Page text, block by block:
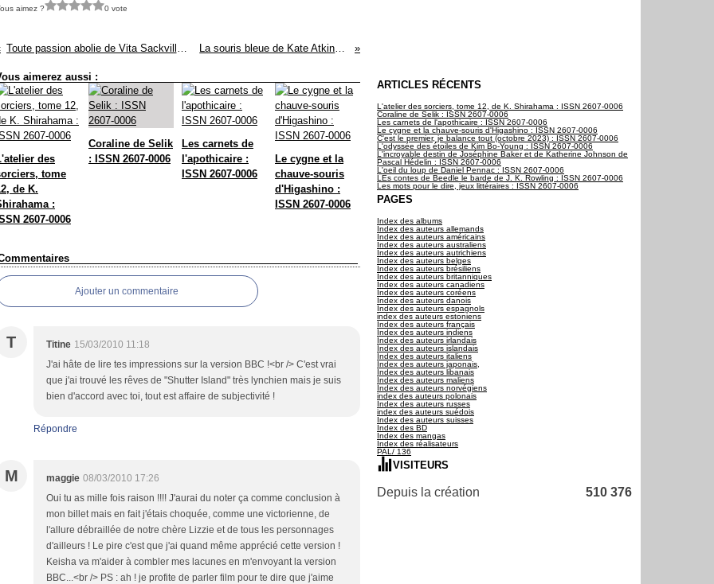
aimez ? 0 vote
Toute passion abolie de Vita Sackville-West : ISSN 2607-0006 La souris bleue de Kate Atkinson : ISSN 2607-0006
aimerez aussi :
des
tome
de K.
:
2607-0006
Coraline de Selik
: ISSN 2607-0006
Les carnets de
l'apothicaire :
ISSN 2607-0006
Le cygne et la
chauve-souris
d'Higashino :
ISSN 2607-0006
Ajouter un commentaire
T Titine 15/03/2010 11:18
J'ai hâte de lire tes impressions sur la version BBC !<br /> C'est vrai
que j'ai trouvé les rêves de "Shutter Island" très lynchien mais je suis
bien d'accord avec toi, tout est affaire de subjectivité !
Répondre
M maggie 08/03/2010 17:26
Oui tu as mille fois raison !!!! J'aurai du noter ça comme conclusion à
mon billet mais en fait j'étais choquée, comme une victorienne, de
l'allure débraillée de notre chère Lizzie et de tous les personnages
d'ailleurs ! Le pire c'est que j'ai quand même apprécié cette version !
Keisha va m'aider à combler mes lacunes en m'envoyant la version
BBC...<br /> PS : ah ! je profite de parler film pour te dire que j'aime
ARTICLES RÉCENTS
L'atelier des sorciers, tome 12, de K. Shirahama : ISSN 2607-0006
Coraline de Selik : ISSN 2607-0006
Les carnets de l'apothicaire : ISSN 2607-0006
Le cygne et la chauve-souris d'Higashino : ISSN 2607-0006
C'est le premier, je balance tout (octobre 2023) : ISSN 2607-0006
L'odyssée des étoiles de Kim Bo-Young : ISSN 2607-0006
L'incroyable destin de Joséphine Baker et de Katherine Johnson de
Pascal Hédelin : ISSN 2607-0006
L'oeil du loup de Daniel Pennac : ISSN 2607-0006
LEs contes de Beedle le barde de J. K. Rowling : ISSN 2607-0006
Les mots pour le dire, jeux littéraires : ISSN 2607-0006
PAGES
Index des albums
Index des auteurs allemands
Index des auteurs américains
Index des auteurs australiens
Index des auteurs autrichiens
Index des auteurs belges
Index des auteurs brésiliens
Index des auteurs britanniques
Index des auteurs canadiens
Index des auteurs coréens
Index des auteurs danois
Index des auteurs espagnols
index des auteurs estoniens
Index des auteurs français
Index des auteurs indiens
Index des auteurs irlandais
Index des auteurs islandais
Index des auteurs italiens
Index des auteurs japonais,
Index des auteurs libanais
Index des auteurs maliens
Index des auteurs norvégiens
index des auteurs polonais
Index des auteurs russes
index des auteurs suédois
Index des auteurs suisses
Index des BD
Index des mangas
Index des réalisateurs
PAL/ 136
VISITEURS
Depuis la création 510 376